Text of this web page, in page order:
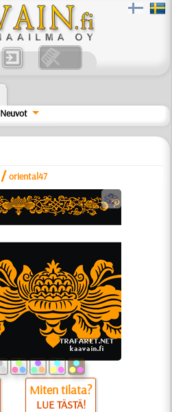
Neuvot
/oriental47
b
Miten tilata?
LUE TÄSTÄ!